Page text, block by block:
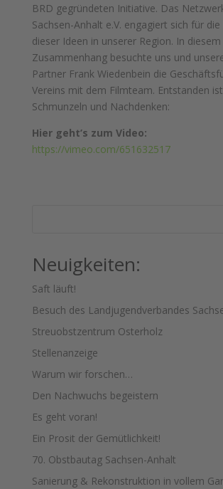
BRD gegründeten Initiative. Das
Sachsen-Anhalt e.V. engagiert sich für
dieser Ideen in unserer Region. In diesem
Zusammenhang besuchte uns und
Partner Frank Wiedenbein die
Vereins mit dem Filmteam. Entstanden
Schmunzeln und Nachdenken:
Hier geht’s zum Video:
https://vimeo.com/651632517
Neuigkeiten:
Saft läuft!
Besuch des Landjugendverbandes
Streuobstzentrum Osterholz
Stellenanzeige
Warum wir forschen…
Den Nachwuchs begeistern
Es geht voran!
Ein Prosit der Gemütlichkeit!
70. Obstbautag Sachsen-Anhalt
Sanierung & Rekonstruktion in vollem